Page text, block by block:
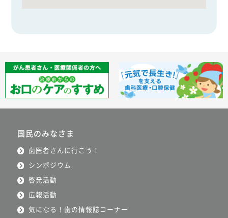
国民のみなさま
歯医者さんに行こう！
シンポジウム
啓発活動
広報活動
気になる！歯の情報誌コーナー